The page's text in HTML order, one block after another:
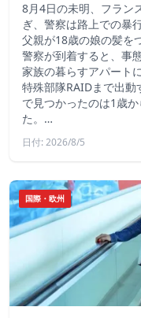
8月4日の未明、フラン
ぎ、警察は路上での暴
父親が18歳の娘の髪を
警察が到着すると、事
家族の暮らすアパート
特殊部隊RAIDまで出動
で見つかったのは1歳
た。…
日付: 2026/8/5
国際・欧州